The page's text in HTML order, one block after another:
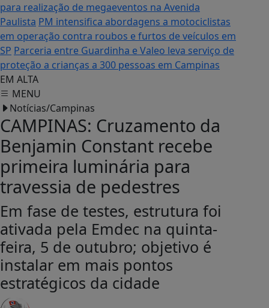
para realização de megaeventos na Avenida
Paulista PM intensifica abordagens a motociclistas
em operação contra roubos e furtos de veículos em
SP Parceria entre Guardinha e Valeo leva serviço de
proteção a crianças a 300 pessoas em Campinas
EM ALTA
MENU
Notícias/Campinas
CAMPINAS: Cruzamento da
Benjamin Constant recebe
primeira luminária para
travessia de pedestres
Em fase de testes, estrutura foi
ativada pela Emdec na quinta-
feira, 5 de outubro; objetivo é
instalar em mais pontos
estratégicos da cidade